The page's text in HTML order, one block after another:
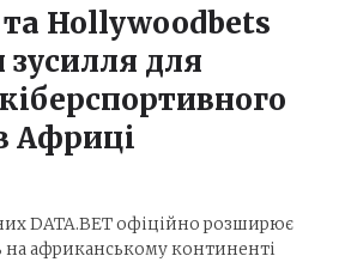
та Hollywoodbets
для
Африці
DATA.BET офіційно розширює
на африканському континенті